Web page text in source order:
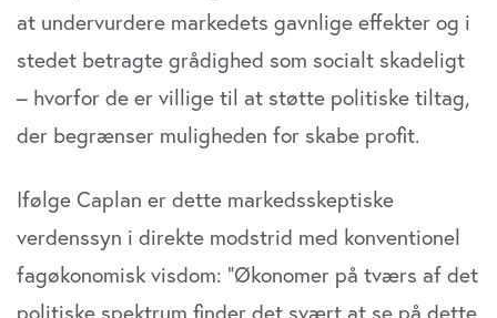
at undervurdere markedets gavnlige effekter og i
stedet betragte grådighed som socialt skadeligt
– hvorfor de er villige til at støtte politiske tiltag,
der begrænser muligheden for skabe profit.
Ifølge Caplan er dette markedsskeptiske
verdenssyn i direkte modstrid med konventionel
fagøkonomisk visdom: ”Økonomer på tværs af det
politiske spektrum finder det svært at se på dette